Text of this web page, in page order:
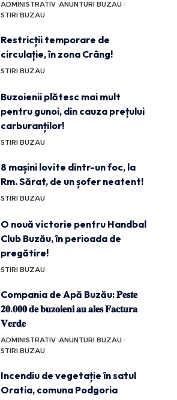
ADMINISTRATIV ANUNTURI BUZAU
STIRI BUZAU
Restricții temporare de
circulație, în zona Crâng!
STIRI BUZAU
Buzoienii plătesc mai mult
pentru gunoi, din cauza prețului
carburanților!
STIRI BUZAU
8 mașini lovite dintr-un foc, la
Rm. Sărat, de un șofer neatent!
STIRI BUZAU
O nouă victorie pentru Handbal
Club Buzău, în perioada de
pregătire!
STIRI BUZAU
Compania de Apă Buzău: 𝐏𝐞𝐬𝐭𝐞
𝟐𝟎.𝟎𝟎𝟎 𝐝𝐞 𝐛𝐮𝐳𝐨𝐢𝐞𝐧𝐢 𝐚𝐮 𝐚𝐥𝐞𝐬 𝐅𝐚𝐜𝐭𝐮𝐫𝐚
𝐕𝐞𝐫𝐝𝐞
ADMINISTRATIV ANUNTURI BUZAU
STIRI BUZAU
Incendiu de vegetație în satul
Oratia, comuna Podgoria